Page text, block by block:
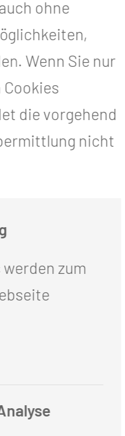
in
Vorkenntnisse
(Wander-
können gern
und
in eigener
an:
ohne
Wenn Sie nur
die vorgehend
nicht
zum